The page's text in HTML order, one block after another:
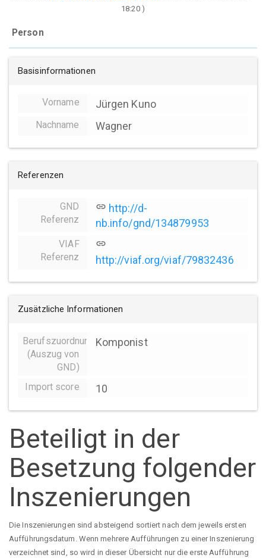
18:20)
Person
Basisinformationen
Vorname Jürgen Kuno
Nachname Wagner
Referenzen
GND
Referenz
link http://d-
nb.info/gnd/134879953
VIAF
Referenz
link
http://viaf.org/viaf/79832436
Zusätzliche Informationen
Berufszuordnungen
(Auszug von
GND)
Komponist
Import score 10
Beteiligt in der
Besetzung folgender
Inszenierungen
Die Inszenierungen sind absteigend sortiert nach dem jeweils ersten
Aufführungsdatum. Wenn mehrere Aufführungen zu einer Inszenierung
verzeichnet sind, so wird in dieser Übersicht nur die erste Aufführung